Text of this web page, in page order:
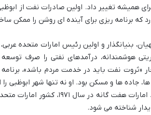
که برنامه ریزی برای آینده ای روشن را ممکن
بنیانگذار و اولین رئیس امارات متحده
هوشمندانه، درآمدهای نفتی را صرف
«ثروت نفت باید در خدمت مردم باشد»،
جاده ها و مسکن بود. او نه تنها شهر ابوظبی
یک کلان شهر مدرن تبدیل کرد، بلکه با اتحاد
شناخته می شود.